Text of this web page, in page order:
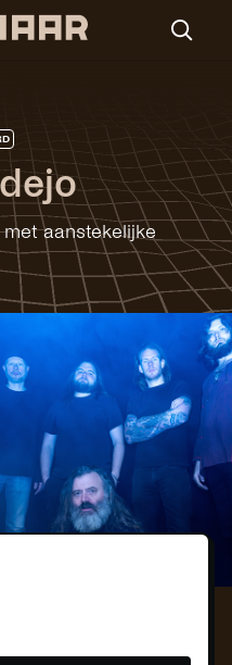
aanstekelijke